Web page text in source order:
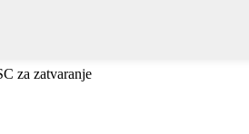
za zatvaranje